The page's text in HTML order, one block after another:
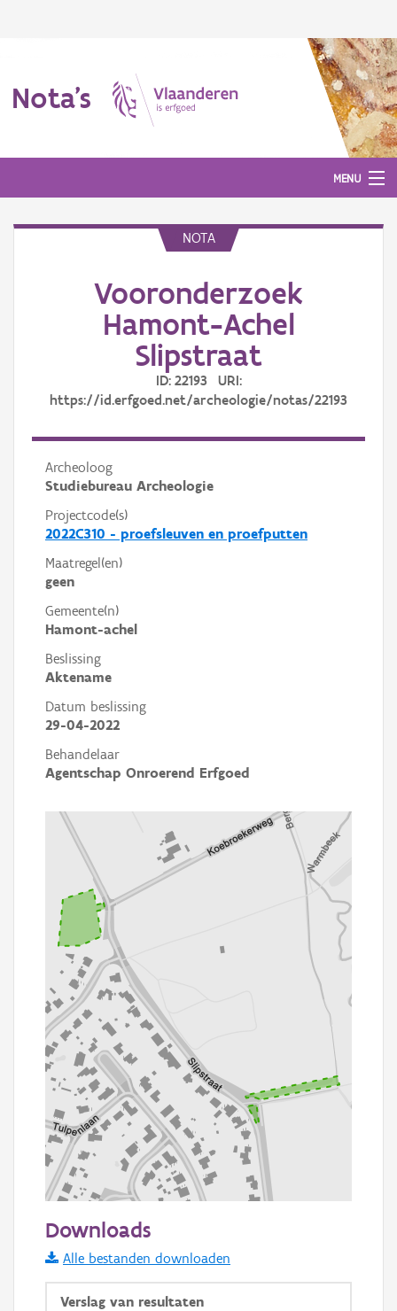
Nota's
MENU
NOTA
Vooronderzoek
Hamont-Achel
Slipstraat
ID: 22193 URI:
https://id.erfgoed.net/archeologie/notas/22193
Archeoloog
Studiebureau Archeologie
Projectcode(s)
2022C310 - proefsleuven en proefputten
Maatregel(en)
geen
Gemeente(n)
Hamont-achel
Beslissing
Aktename
Datum beslissing
29-04-2022
Behandelaar
Agentschap Onroerend Erfgoed
Informatie Vlaanderen
i
Downloads
Alle bestanden downloaden
Verslag van resultaten